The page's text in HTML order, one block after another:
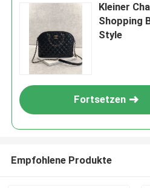
Kleiner
Shopping
Style
Fortsetzen
Empfohlene Produkte